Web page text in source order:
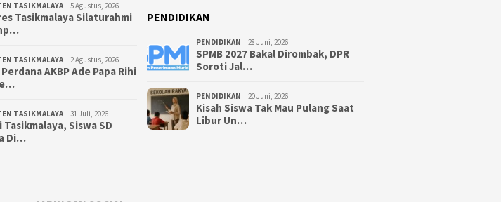
TASIKMALAYA 5 Agustus, 2026
Tasikmalaya Silaturahmi
TASIKMALAYA 2 Agustus, 2026
AKBP Ade Papa Rihi
TASIKMALAYA 31 Juli, 2026
Tasikmalaya, Siswa SD
Di…
PENDIDIKAN
PENDIDIKAN 28 Juni, 2026
SPMB 2027 Bakal Dirombak, DPR
Soroti Jal…
PENDIDIKAN 20 Juni, 2026
Kisah Siswa Tak Mau Pulang Saat
Libur Un…